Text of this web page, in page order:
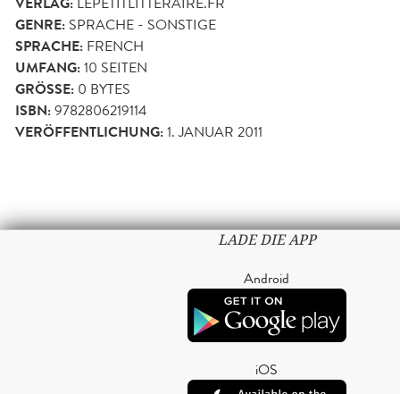
GENRE: SPRACHE - SONSTIGE
SPRACHE: FRENCH
UMFANG:10 SEITEN
GRÖSSE: 0 BYTES
ISBN:9782806219114
VERÖFFENTLICHUNG:1. JANUAR 2011
LADE DIE APP
Android
iOS